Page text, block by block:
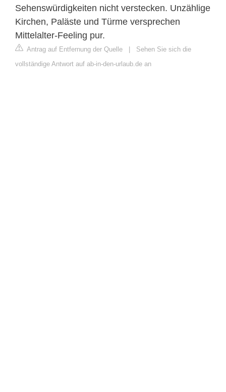
Sehenswürdigkeiten nicht verstecken. Unzählige
Kirchen, Paläste und Türme versprechen
Mittelalter-Feeling pur.
Antrag auf Entfernung der Quelle | Sehen Sie sich die
vollständige Antwort auf ab-in-den-urlaub.de an